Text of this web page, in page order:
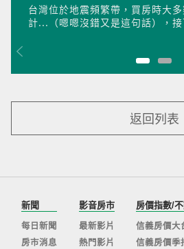
台灣位於地震頻繁帶，買房時大
計...（嗯嗯沒錯又是這句話），
返回列表
新聞
每日新聞
房市消息
影音房市
最新影片
熱門影片
房價指數/
信義房價大
信義房價季